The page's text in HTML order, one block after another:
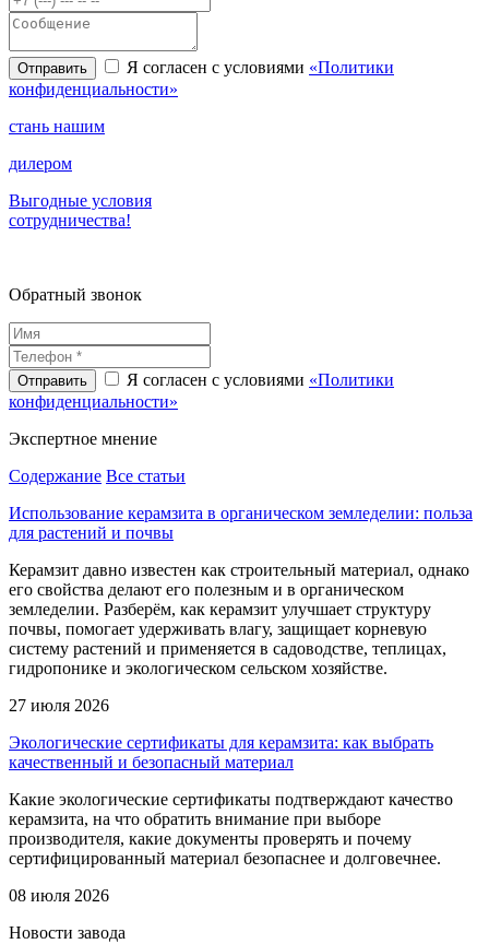
Я согласен с условиями «Политики
конфиденциальности»
стань нашим
дилером
Выгодные условия
сотрудничества!
Обратный звонок
Я согласен с условиями «Политики
конфиденциальности»
Экспертное мнение
Содержание Все статьи
Использование керамзита в органическом земледелии: польза
для растений и почвы
Керамзит давно известен как строительный материал, однако
его свойства делают его полезным и в органическом
земледелии. Разберём, как керамзит улучшает структуру
почвы, помогает удерживать влагу, защищает корневую
систему растений и применяется в садоводстве, теплицах,
гидропонике и экологическом сельском хозяйстве.
27 июля 2026
Экологические сертификаты для керамзита: как выбрать
качественный и безопасный материал
Какие экологические сертификаты подтверждают качество
керамзита, на что обратить внимание при выборе
производителя, какие документы проверять и почему
сертифицированный материал безопаснее и долговечнее.
08 июля 2026
Новости завода